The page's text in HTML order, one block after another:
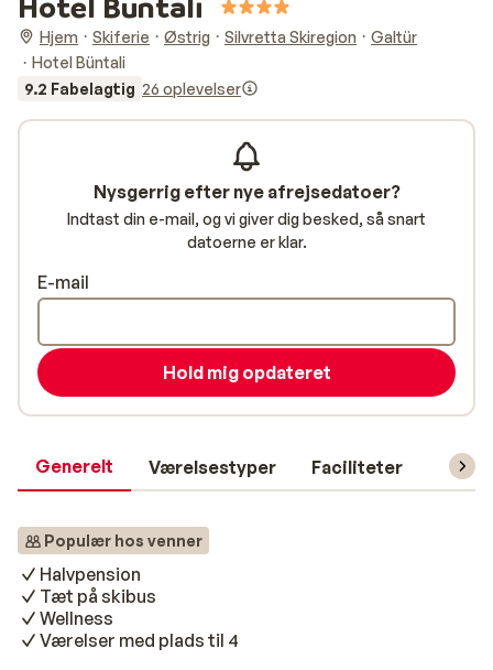
Hjem Skiferie Østrig Silvretta Skiregion
Galtür
Hotel Büntali
9.2 Fabelagtig 26 oplevelser
Generelt Værelsestyper Faciliteter
Populær hos venner
Halvpension
Tæt på skibus
Wellness
Værelser med plads til 4
Nysgerrig efter nye afrejsedatoer?
Indtast din e-mail, og vi giver dig besked, så snart
datoerne er klar.
E-mail
Hold mig opdateret